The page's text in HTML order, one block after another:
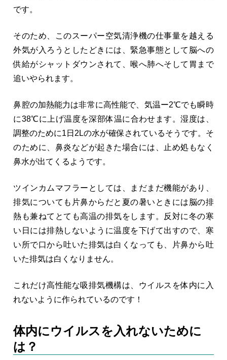
です。
そのため、このスーパー空気清浄機の仕事量を越える
外気が入ろうとしたどきには、緊急事態として脳への
供給がシャットダウンされて、喉へ肺へそして胃まで
追いやられます。
鼻腔の加熱能力は非常に高性能で、気温ー2℃でも瞬時
に38℃に上げ温度を深部体温に合わせます。湿度は、
調整のために1日2Lの水が確保されているそうです。そ
のために、鼻炎などが起きた場合には、止め処もなく
鼻水が出てくるようです。
ツインカムマフラーとしては、まだまだ機能があり、
排気についても片鼻からだと夏の暑いときには脳の排
熱も兼ねてとても高温の排気をします。反対に冬の寒
い日には排熱しないように温度を下げて出すので、寒
い所で口から吐いた排気は白くなっても、片鼻から吐
いた排気は白くなりません。
これだけ高性能な吸排気機構は、ウイルスを体内に入
れないように作られているのです！
体内にウイルスを入れないために
は？